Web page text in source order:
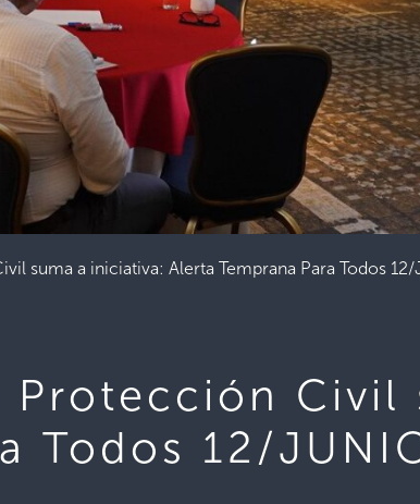
suma a iniciativa: Alerta Temprana Para Todos
Protección Civil
Todos 12/